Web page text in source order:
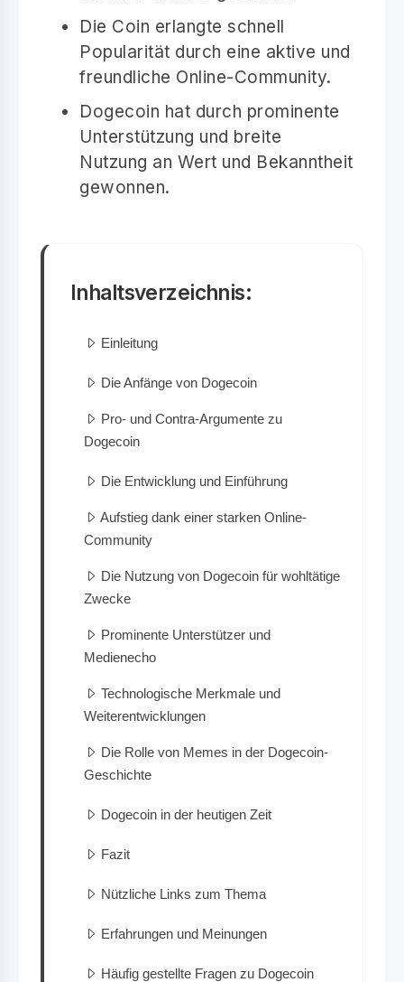
Die Coin erlangte schnell
Popularität durch eine aktive und
freundliche Online-Community.
Dogecoin hat durch prominente
Unterstützung und breite
Nutzung an Wert und Bekanntheit
gewonnen.
Inhaltsverzeichnis:
Einleitung
Die Anfänge von Dogecoin
Pro- und Contra-Argumente zu
Dogecoin
Die Entwicklung und Einführung
Aufstieg dank einer starken Online-
Community
Die Nutzung von Dogecoin für wohltätige
Zwecke
Prominente Unterstützer und
Medienecho
Technologische Merkmale und
Weiterentwicklungen
Die Rolle von Memes in der Dogecoin-
Geschichte
Dogecoin in der heutigen Zeit
Fazit
Nützliche Links zum Thema
Erfahrungen und Meinungen
Häufig gestellte Fragen zu Dogecoin